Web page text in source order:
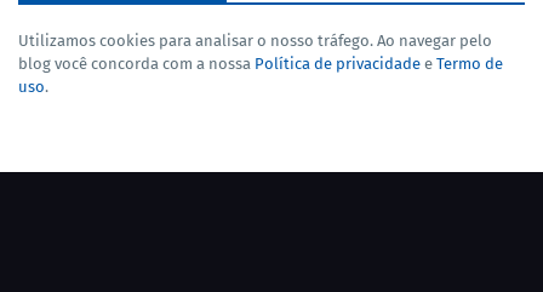
Utilizamos cookies para analisar o nosso tráfego. Ao navegar pelo
blog você concorda com a nossa Política de privacidade e Termo de
uso.